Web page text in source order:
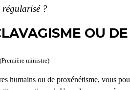
régularisé ?
OU
ministre)
humains ou de proxénétisme, vous